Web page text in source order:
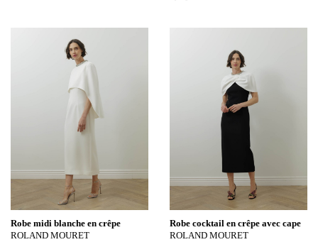
Robe midi blanche en crêpe
ROLAND MOURET
Robe cocktail en crêpe avec cape
ROLAND MOURET